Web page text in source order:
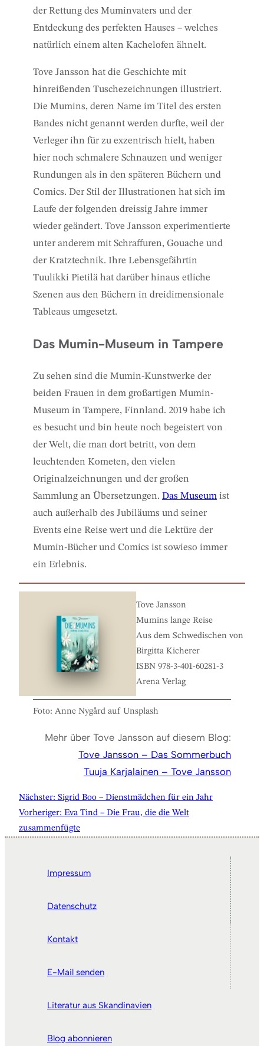
der Rettung des Muminvaters und der
Entdeckung des perfekten Hauses – welches
natürlich einem alten Kachelofen ähnelt.
Tove Jansson hat die Geschichte mit
hinreißenden Tuschezeichnungen illustriert.
Die Mumins, deren Name im Titel des ersten
Bandes nicht genannt werden durfte, weil der
Verleger ihn für zu exzentrisch hielt, haben
hier noch schmalere Schnauzen und weniger
Rundungen als in den späteren Büchern und
Comics. Der Stil der Illustrationen hat sich im
Laufe der folgenden dreissig Jahre immer
wieder geändert. Tove Jansson experimentierte
unter anderem mit Schraffuren, Gouache und
der Kratztechnik. Ihre Lebensgefährtin
Tuulikki Pietilä hat darüber hinaus etliche
Szenen aus den Büchern in dreidimensionale
Tableaus umgesetzt.
Das Mumin-Museum in Tampere
Zu sehen sind die Mumin-Kunstwerke der
beiden Frauen in dem großartigen Mumin-
Museum in Tampere, Finnland. 2019 habe ich
es besucht und bin heute noch begeistert von
der Welt, die man dort betritt, von dem
leuchtenden Kometen, den vielen
Originalzeichnungen und der großen
Sammlung an Übersetzungen. Das Museum ist
auch außerhalb des Jubiläums und seiner
Events eine Reise wert und die Lektüre der
Mumin-Bücher und Comics ist sowieso immer
ein Erlebnis.
Tove Jansson
Mumins lange Reise
Aus dem Schwedischen von
Birgitta Kicherer
ISBN 978-3-401-60281-3
Arena Verlag
Foto: Anne Nygård auf Unsplash
Mehr über Tove Jansson auf diesem Blog:
Tove Jansson – Das Sommerbuch
Tuuja Karjalainen – Tove Jansson
Nächster: Sigrid Boo – Dienstmädchen für ein Jahr
Vorheriger: Eva Tind – Die Frau, die die Welt
zusammenfügte
Impressum
Datenschutz
Kontakt
E-Mail senden
Literatur aus Skandinavien
Blog abonnieren